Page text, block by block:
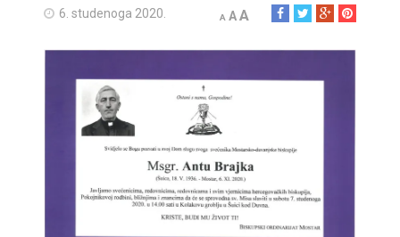
6. studenoga 2020. A AA